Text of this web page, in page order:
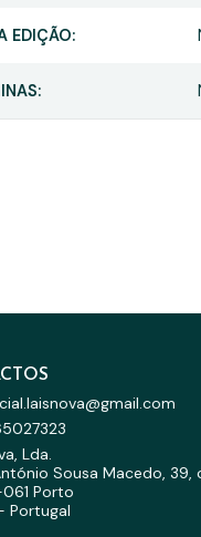
EDIÇÃO:
Lda.
Sousa Macedo,
Porto
Portugal